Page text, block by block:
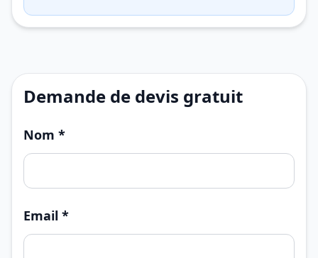
Demande de devis gratuit
Nom *
Email *